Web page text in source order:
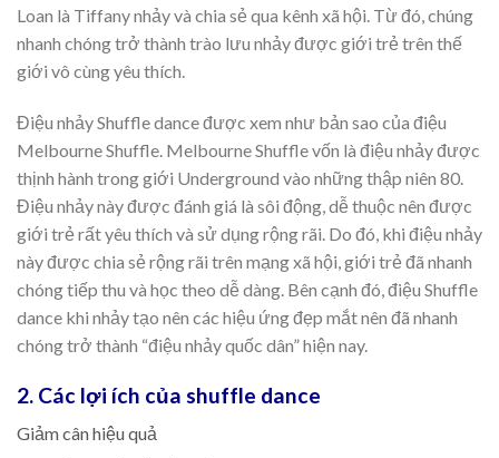
Loan là Tiffany nhảy và chia sẻ qua kênh xã hội. Từ đó, chúng
nhanh chóng trở thành trào lưu nhảy được giới trẻ trên thế
giới vô cùng yêu thích.
Điệu nhảy Shuffle dance được xem như bản sao của điệu
Melbourne Shuffle. Melbourne Shuffle vốn là điệu nhảy được
thịnh hành trong giới Underground vào những thập niên 80.
Điệu nhảy này được đánh giá là sôi động, dễ thuộc nên được
giới trẻ rất yêu thích và sử dụng rộng rãi. Do đó, khi điệu nhảy
này được chia sẻ rộng rãi trên mạng xã hội, giới trẻ đã nhanh
chóng tiếp thu và học theo dễ dàng. Bên cạnh đó, điệu Shuffle
dance khi nhảy tạo nên các hiệu ứng đẹp mắt nên đã nhanh
chóng trở thành “điệu nhảy quốc dân” hiện nay.
2. Các lợi ích của shuffle dance
Giảm cân hiệu quả